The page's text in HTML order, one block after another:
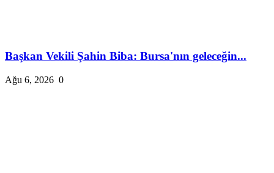
Başkan Vekili Şahin Biba: Bursa'nın geleceğin...
Ağu 6, 2026 0